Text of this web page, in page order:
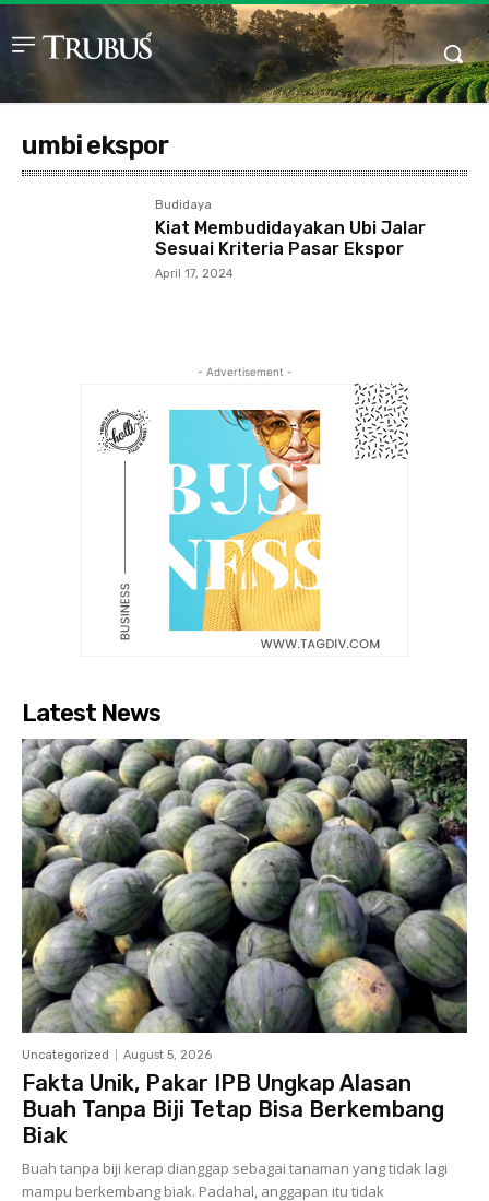
umbi ekspor
Budidaya
Kiat Membudidayakan Ubi Jalar
Sesuai Kriteria Pasar Ekspor
April 17, 2024
- Advertisement -
Latest News
Uncategorized August 5, 2026
Fakta Unik, Pakar IPB Ungkap Alasan
Buah Tanpa Biji Tetap Bisa Berkembang
Biak
Buah tanpa biji kerap dianggap sebagai tanaman yang tidak lagi
mampu berkembang biak. Padahal, anggapan itu tidak